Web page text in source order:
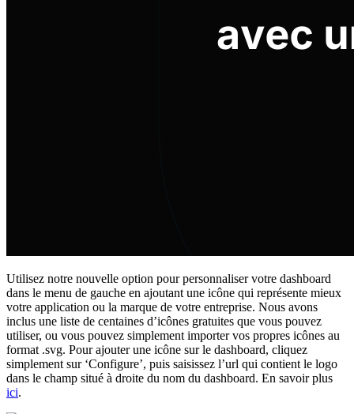
Utilisez notre nouvelle option pour personnaliser votre dashboard
dans le menu de gauche en ajoutant une icône qui représente mieux
votre application ou la marque de votre entreprise. Nous avons
inclus une liste de centaines d’icônes gratuites que vous pouvez
utiliser, ou vous pouvez simplement importer vos propres icônes au
format .svg. Pour ajouter une icône sur le dashboard, cliquez
simplement sur ‘Configure’, puis saisissez l’url qui contient le logo
dans le champ situé à droite du nom du dashboard. En savoir plus
ici.